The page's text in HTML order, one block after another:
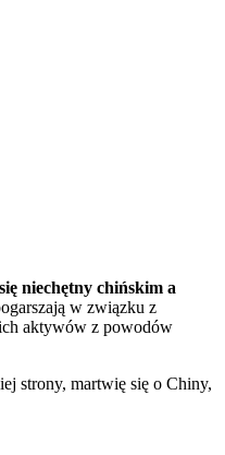
niechętny chińskim a
w związku z
aktywów z powodów
strony, martwię się o Chiny,